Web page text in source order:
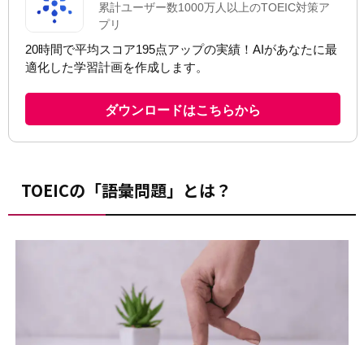
TOEICの「語彙問題」とは？